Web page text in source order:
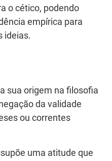
o cético, podendo
empírica para
ideias.
sua origem na filosofia
da validade
ou correntes
uma atitude que